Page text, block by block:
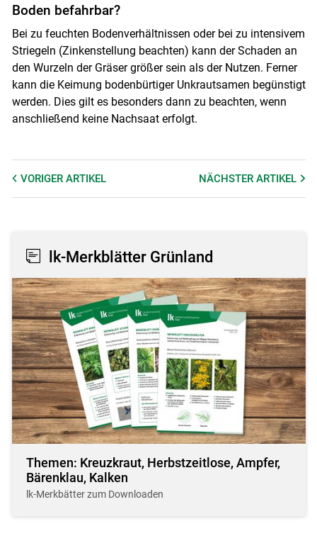
Boden befahrbar?
Bei zu feuchten Bodenverhältnissen oder bei zu intensivem
Striegeln (Zinkenstellung beachten) kann der Schaden an
den Wurzeln der Gräser größer sein als der Nutzen. Ferner
kann die Keimung bodenbürtiger Unkrautsamen begünstigt
werden. Dies gilt es besonders dann zu beachten, wenn
anschließend keine Nachsaat erfolgt.
VORIGER ARTIKEL NÄCHSTERARTIKEL
lk-Merkblätter Grünland
Themen: Kreuzkraut, Herbstzeitlose, Ampfer,
Bärenklau, Kalken
lk-Merkbätter zum Downloaden